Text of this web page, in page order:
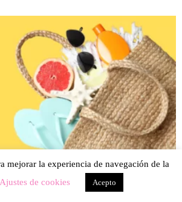
el gasto en alimentación: los
la cesta son los refrescos,
mejorar la experiencia de navegación de la
Ajustes de cookies Acepto